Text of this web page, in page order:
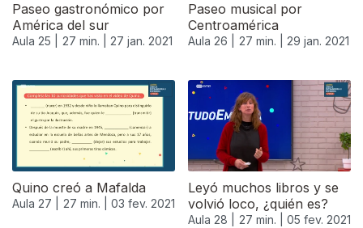
Paseo gastronómico por
América del sur
Aula 25 | 27 min. | 27 jan. 2021
Paseo musical por
Centroamérica
Aula 26 | 27 min. | 29 jan. 2021
Quino creó a Mafalda
Aula 27 | 27 min. | 03 fev. 2021
Leyó muchos libros y se
volvió loco, ¿quién es?
Aula 28 | 27 min. | 05 fev. 2021